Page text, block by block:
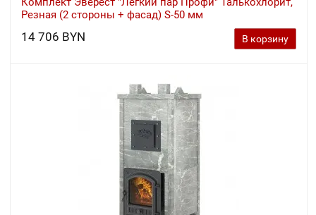
Резная (2 стороны + фасад) S-50 мм
14 706 BYN В корзину